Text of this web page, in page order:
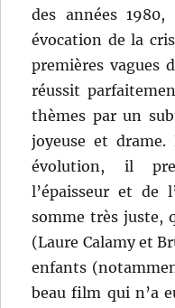
des années
évocation de la
premières vagues
réussit
thèmes par un
joyeuse et
évolution, il
l’épaisseur et de
somme très juste,
(Laure Calamy et
enfants
beau film qui n’a